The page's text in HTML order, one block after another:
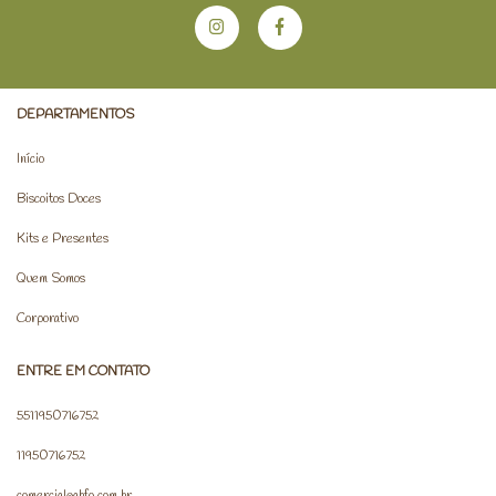
DEPARTAMENTOS
Início
Biscoitos Doces
Kits e Presentes
Quem Somos
Corporativo
ENTRE EM CONTATO
5511950716752
11950716752